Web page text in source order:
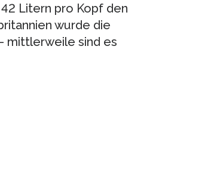
Litern pro Kopf den
wurde die
mittlerweile sind es